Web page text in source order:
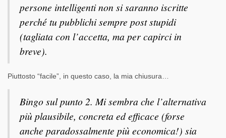
persone intelligenti non si saranno iscritte
perché tu pubblichi sempre post stupidi
(tagliata con l’accetta, ma per capirci in
breve).
Piuttosto “facile”, in questo caso, la mia chiusura…
Bingo sul punto 2. Mi sembra che l’alternativa
più plausibile, concreta ed efficace (forse
anche paradossalmente più economica!) sia